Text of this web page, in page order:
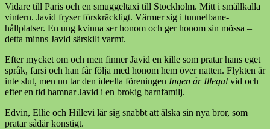
Vidare till Paris och en smuggeltaxi till Stockholm. Mitt i smällkalla
vintern. Javid fryser förskräckligt. Värmer sig i tunnelbane-
hållplatser. En ung kvinna ser honom och ger honom sin mössa –
detta minns Javid särskilt varmt.
Efter mycket om och men finner Javid en kille som pratar hans eget
språk, farsi och han får följa med honom hem över natten. Flykten är
inte slut, men nu tar den ideella föreningen Ingen är Illegal vid och
efter en tid hamnar Javid i en brokig barnfamilj.
Edvin, Ellie och Hillevi lär sig snabbt att älska sin nya bror, som
pratar sådär konstigt.